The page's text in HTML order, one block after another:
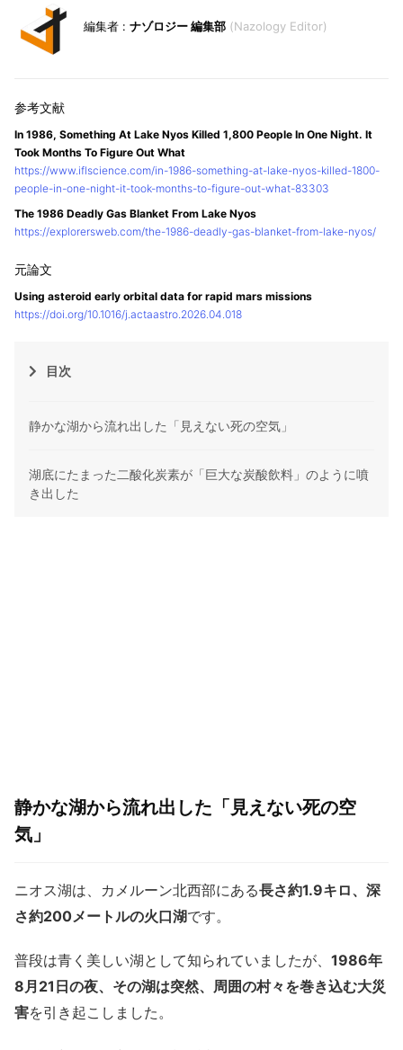
ナゾロジー 編集部 Nazology Editor
In 1986, Something At Lake Nyos Killed 1,800 People In One Night. It
Took Months To Figure Out What
https://www.iflscience.com/in-1986-something-at-lake-nyos-killed-1800-
people-in-one-night-it-took-months-to-figure-out-what-83303
The 1986 Deadly Gas Blanket From Lake Nyos
https://explorersweb.com/the-1986-deadly-gas-blanket-from-lake-nyos/
Using asteroid early orbital data for rapid mars missions
https://doi.org/10.1016/j.actaastro.2026.04.018
目次
静かな湖から流れ出した「見えない死の空気」
湖底にたまった二酸化炭素が「巨大な炭酸飲料」のように噴
き出した
静かな湖から流れ出した「見えない死の空
気」
ニオス湖は、カメルーン北西部にある長さ約1.9キロ、深
さ約200メートルの火口湖です。
普段は青く美しい湖として知られていましたが、 1986年
8月21日の夜、その湖は突然、周囲の村々を巻き込む大災
害を引き起こしました。